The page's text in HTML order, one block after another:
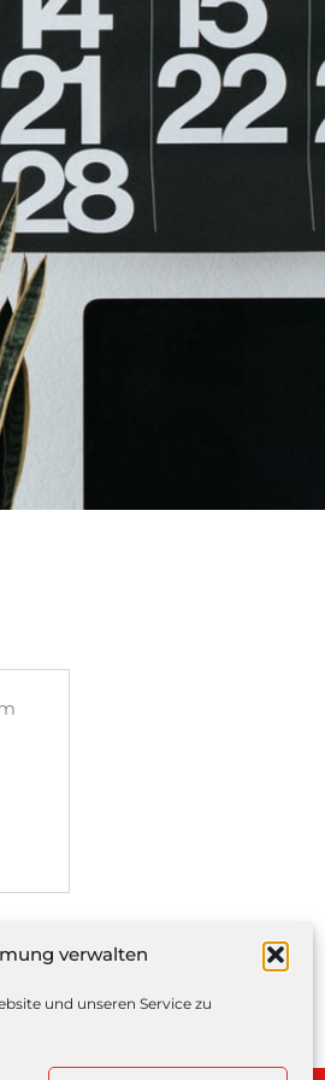
verwalten
und unseren Service zu